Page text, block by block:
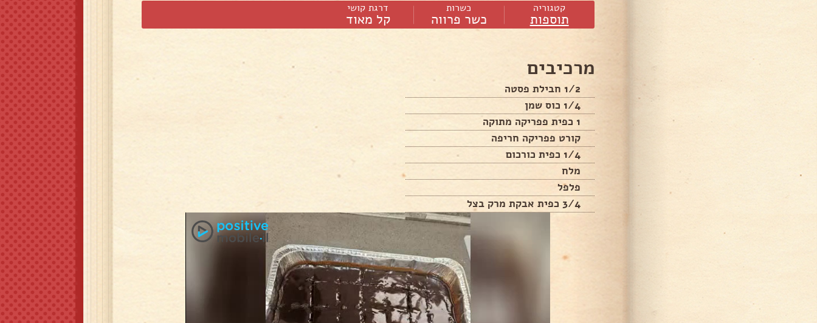
קטגוריה
תוספות
כשרות
כשר פרווה
דרגת קושי
קל מאוד
מרכיבים
1/2 חבילת פסטה
1/4 כוס שמן
1 כפית פפריקה מתוקה
קורט פפריקה חריפה
1/4 כפית כורכום
מלח
פלפל
3/4 כפית אבקת מרק בצל